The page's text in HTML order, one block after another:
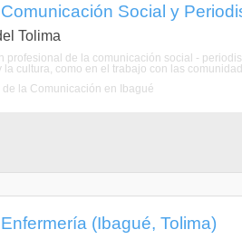
Social y
Tolima
profesional de la comunicación social -
la cultura, como en el trabajo con las
de la Comunicación en Ibagué
(Ibagué, Tolima)